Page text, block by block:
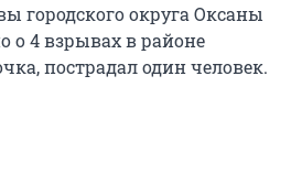
городского округа Оксаны
о 4 взрывах в районе
пострадал один человек.